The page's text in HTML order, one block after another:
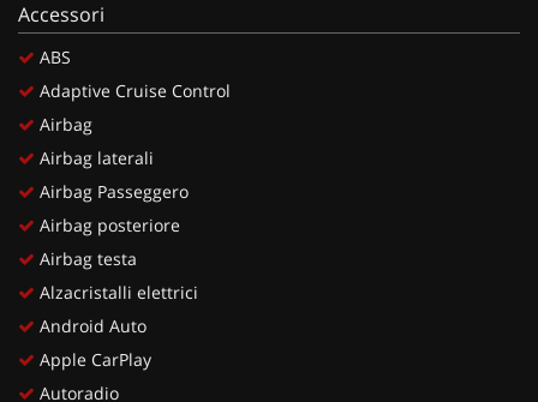
Accessori
ABS
Adaptive Cruise Control
Airbag
Airbag laterali
Airbag Passeggero
Airbag posteriore
Airbag testa
Alzacristalli elettrici
Android Auto
Apple CarPlay
Autoradio